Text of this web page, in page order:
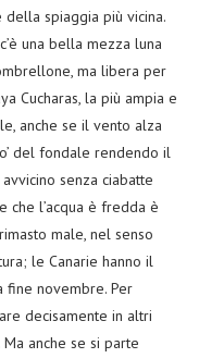
della spiaggia più vicina.
una bella mezza luna
ma libera per
Cucharas, la più ampia e
anche se il vento alza
del fondale rendendo il
senza ciabatte
che l’acqua è fredda è
male, nel senso
le Canarie hanno il
fine novembre. Per
decisamente in altri
anche se si parte